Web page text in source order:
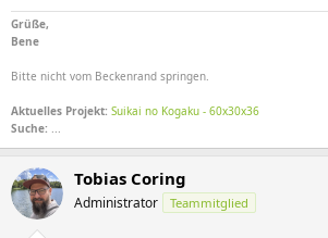
Grüße,
Bene
Bitte nicht vom Beckenrand springen.
Aktuelles Projekt: Suikai no Kogaku - 60x30x36
Suche: ...
Tobias Coring
Administrator Teammitglied